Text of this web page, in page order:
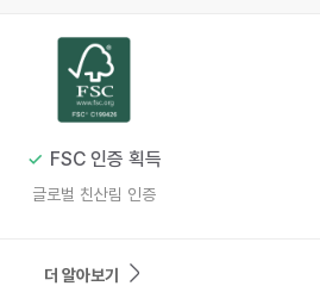
FSC 인증 획득
글로벌 친산림 인증
더 알아보기